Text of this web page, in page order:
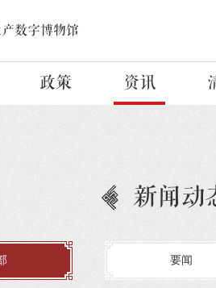
数字博物馆
政策 资讯
新闻动
要闻